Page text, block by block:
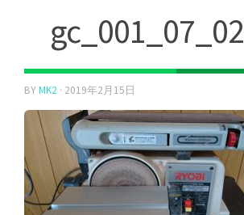
gc_001_07_02
BYMK2 · 2019年2月15日